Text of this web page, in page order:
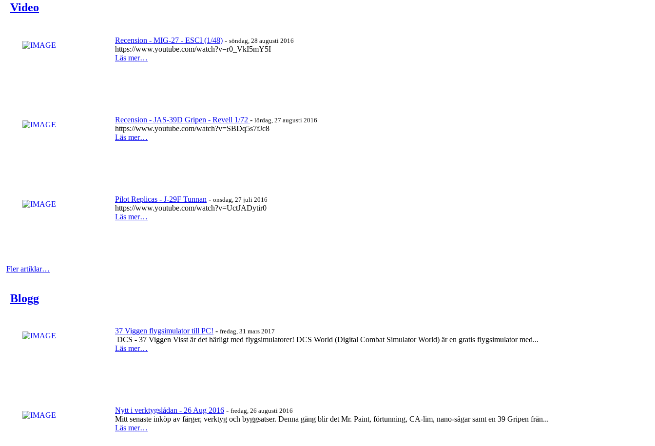
Video
Recension - MIG-27 - ESCI (1/48) - söndag, 28 augusti 2016
https://www.youtube.com/watch?v=r0_VkI5mY5I
Läs mer…
Recension - JAS-39D Gripen - Revell 1/72 - lördag, 27 augusti 2016
https://www.youtube.com/watch?v=SBDq5s7fJc8
Läs mer…
Pilot Replicas - J-29F Tunnan - onsdag, 27 juli 2016
https://www.youtube.com/watch?v=UctJADytir0
Läs mer…
Fler artiklar…
Blogg
37 Viggen flygsimulator till PC! - fredag, 31 mars 2017
DCS - 37 Viggen Visst är det härligt med flygsimulatorer! DCS World (Digital Combat Simulator World) är en gratis flygsimulator med...
Läs mer…
Nytt i verktygslådan - 26 Aug 2016 - fredag, 26 augusti 2016
Mitt senaste inköp av färger, verktyg och byggsatser. Denna gång blir det Mr. Paint, förtunning, CA-lim, nano-sågar samt en 39 Gripen från...
Läs mer…